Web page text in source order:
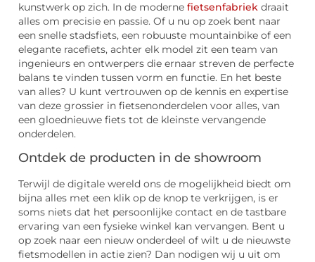
kunstwerk op zich. In de moderne fietsenfabriek draait
alles om precisie en passie. Of u nu op zoek bent naar
een snelle stadsfiets, een robuuste mountainbike of een
elegante racefiets, achter elk model zit een team van
ingenieurs en ontwerpers die ernaar streven de perfecte
balans te vinden tussen vorm en functie. En het beste
van alles? U kunt vertrouwen op de kennis en expertise
van deze grossier in fietsenonderdelen voor alles, van
een gloednieuwe fiets tot de kleinste vervangende
onderdelen.
Ontdek de producten in de showroom
Terwijl de digitale wereld ons de mogelijkheid biedt om
bijna alles met een klik op de knop te verkrijgen, is er
soms niets dat het persoonlijke contact en de tastbare
ervaring van een fysieke winkel kan vervangen. Bent u
op zoek naar een nieuw onderdeel of wilt u de nieuwste
fietsmodellen in actie zien? Dan nodigen wij u uit om